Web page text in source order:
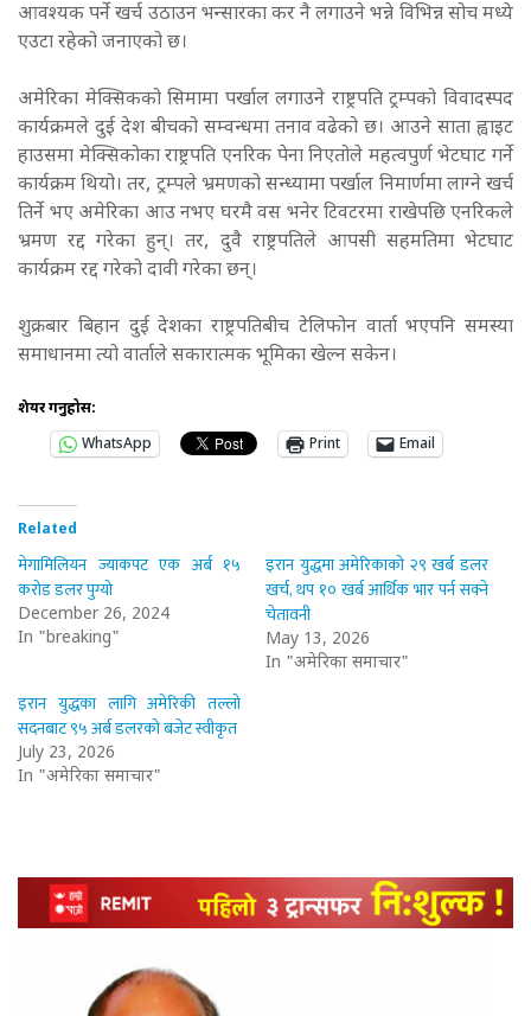
आवश्यक पर्ने खर्च उठाउन भन्सारका कर नै लगाउने भन्ने विभिन्न सोच मध्ये
एउटा रहेको जनाएको छ।
अमेरिका मेक्सिकको सिमामा पर्खाल लगाउने राष्ट्रपति ट्रम्पको विवादस्पद
कार्यक्रमले दुई देश बीचको सम्वन्धमा तनाव वढेको छ। आउने साता ह्वाइट
हाउसमा मेक्सिकोका राष्ट्रपति एनरिक पेना निएतोले महत्वपुर्ण भेटघाट गर्ने
कार्यक्रम थियो। तर, ट्रम्पले भ्रमणको सन्ध्यामा पर्खाल निमार्णमा लाग्ने खर्च
तिर्ने भए अमेरिका आउ नभए घरमै वस भनेर टिवटरमा राखेपछि एनरिकले
भ्रमण रद्द गरेका हुन्। तर, दुवै राष्ट्रपतिले आपसी सहमतिमा भेटघाट
कार्यक्रम रद्द गरेको दावी गरेका छन्।
शुक्रबार बिहान दुई देशका राष्ट्रपतिबीच टेलिफोन वार्ता भएपनि समस्या
समाधानमा त्यो वार्ताले सकारात्मक भूमिका खेल्न सकेन।
शेयर गर्नुहोस:
WhatsApp
Print Email
Related
मेगामिलियन ज्याकपट एक अर्ब १५
करोड डलर पुग्यो
December 26, 2024
In "breaking"
इरान युद्धमा अमेरिकाको २९ खर्ब डलर
खर्च, थप १० खर्ब आर्थिक भार पर्न सक्ने
चेतावनी
May 13, 2026
In "अमेरिका समाचार"
इरान युद्धका लागि अमेरिकी तल्लो
सदनबाट ९५ अर्ब डलरको बजेट स्वीकृत
July 23, 2026
In "अमेरिका समाचार"